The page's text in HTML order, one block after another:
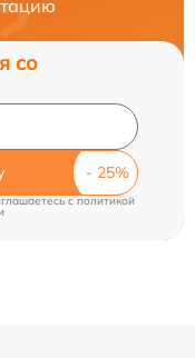
со
cполитикой